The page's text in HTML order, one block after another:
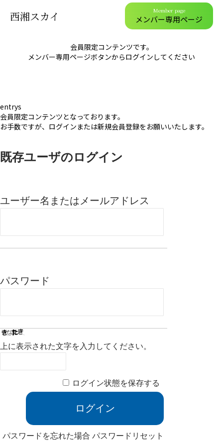
西湘スカイ Member page
メンバー専用ページ
会員限定コンテンツです。
メンバー専用ページボタンからログインしてください
entrys
会員限定コンテンツとなっております。
お手数ですが、ログインまたは新規会員登録をお願いいたします。
既存ユーザのログイン
ユーザー名またはメールアドレス
パスワード
上に表示された文字を入力してください。
ログイン状態を保存する
パスワードを忘れた場合パスワードリセット